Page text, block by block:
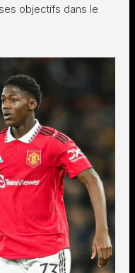
objectifs dans le